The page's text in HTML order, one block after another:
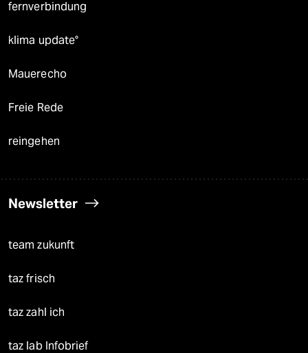
fernverbindung
klima update°
Mauerecho
Freie Rede
reingehen
Newsletter
team zukunft
taz frisch
taz zahl ich
taz lab Infobrief